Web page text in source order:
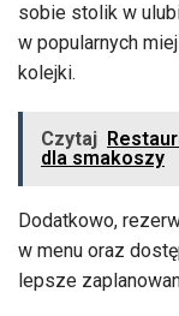
sobie stolik w
w popularnych
kolejki.
Czytaj
dla smakoszy
Dodatkowo,
w menu oraz
lepsze